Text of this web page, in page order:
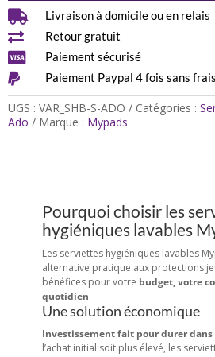
lavables
pour
ADO
-
Flux
léger
à
moyen
 Livraison à domicile ou en relais
 Retour gratuit
 Paiement sécurisé
 Paiement Paypal 4 fois sans frais
UGS : VAR_SHB-S-ADO Catégories :
Ado
Marque : Mypads
Pourquoi choisir les
hygiéniques lavables
Les serviettes hygiéniques lavables
alternative pratique aux protections
bénéfices pour votre budget, votre
quotidien.
Une solution économique
Investissement fait pour durer
l’achat initial soit plus élevé, les